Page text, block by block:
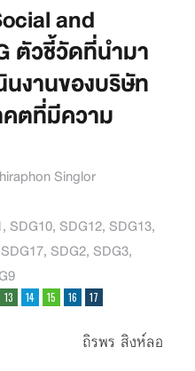
and
ตัวชี้วัดที่นำมา
งานของบริษัท
คตที่มีความ
Singlor
, SDG10, SDG12, SDG13,
SDG17, SDG2, SDG3,
ถิรพร สิงห์ลอ